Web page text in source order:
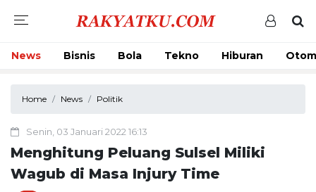
News Bisnis Bola Tekno Hiburan
Home News Politik
Senin, 03 Januari 2022 16:13
Menghitung Peluang Sulsel Miliki
Wagub di Masa Injury Time